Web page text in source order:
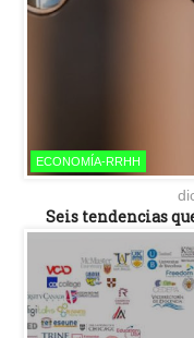
ECONOMÍA-RRHH
Seis tendencias